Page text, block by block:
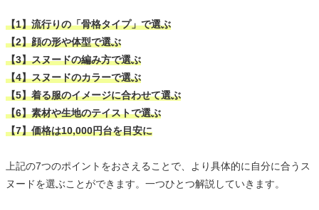
【1】流行りの「骨格タイプ」で選ぶ
【2】顔の形や体型で選ぶ
【3】スヌードの編み方で選ぶ
【4】スヌードのカラーで選ぶ
【5】着る服のイメージに合わせて選ぶ
【6】素材や生地のテイストで選ぶ
【7】価格は10,000円台を目安に
上記の7つのポイントをおさえることで、より具体的に自分に合うス
ヌードを選ぶことができます。一つひとつ解説していきます。